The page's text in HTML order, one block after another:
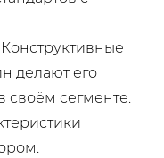
делают его
своём сегменте.